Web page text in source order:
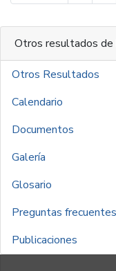
Otros resultados de
Otros Resultados
Calendario
Documentos
Galería
Glosario
Preguntas frecuentes
Publicaciones